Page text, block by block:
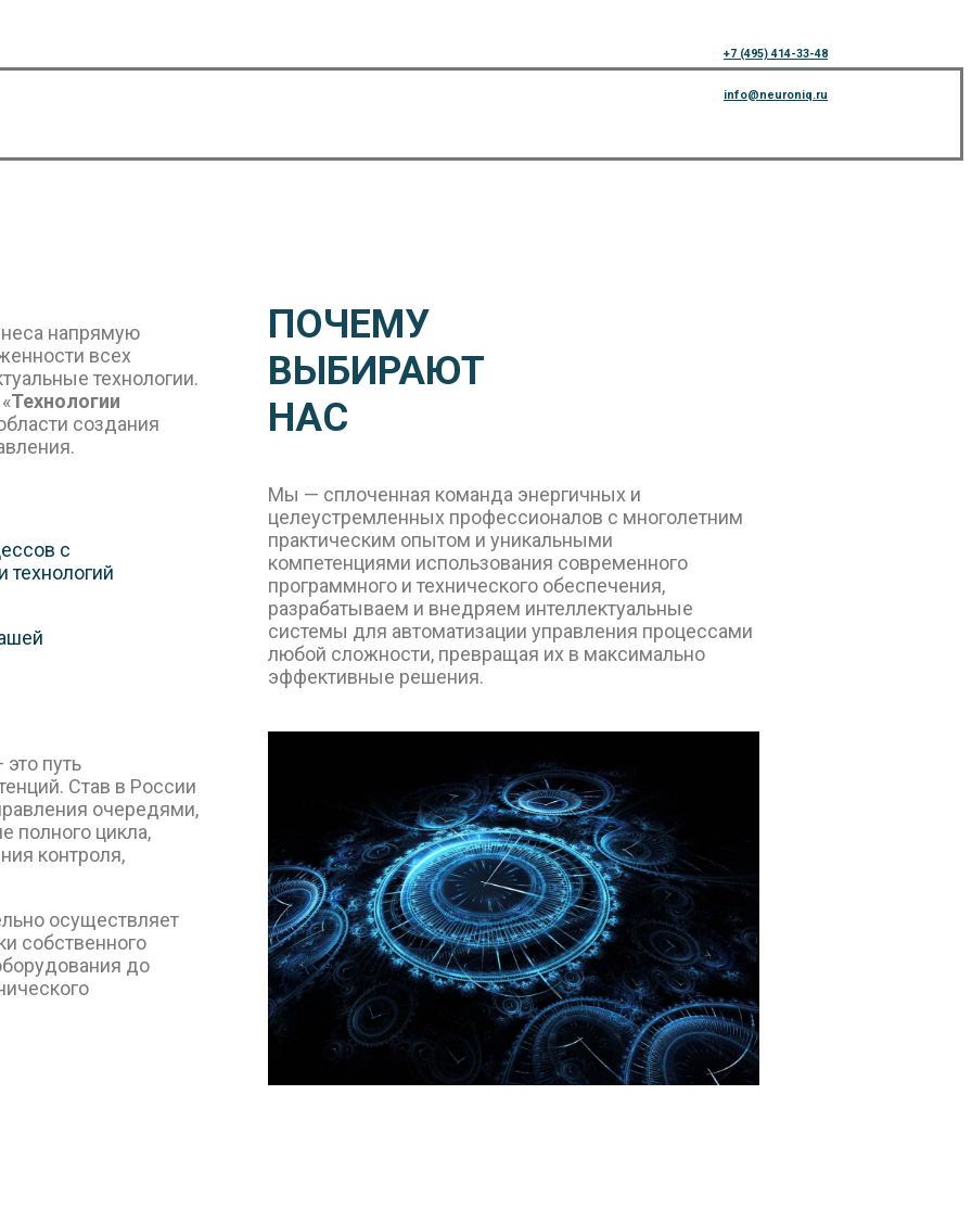
+7 (495) 414-33-48
info@neuroniq.ru
напрямую
всех
технологии.
Технологии
создания
с
путь
Став в России
очередями,
полного цикла,
контроля,
осуществляет
собственного
до
ПОЧЕМУ
ВЫБИРАЮТ
НАС
Мы — сплоченная команда энергичных и
целеустремленных профессионалов с многолетним
практическим опытом и уникальными
компетенциями использования современного
программного и технического обеспечения,
разрабатываем и внедряем интеллектуальные
системы для автоматизации управления процессами
любой сложности, превращая их в максимально
эффективные решения.